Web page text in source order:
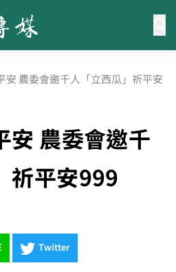
農委會邀千人「立西瓜」祈平安
農委會邀千
平安999
Twitter